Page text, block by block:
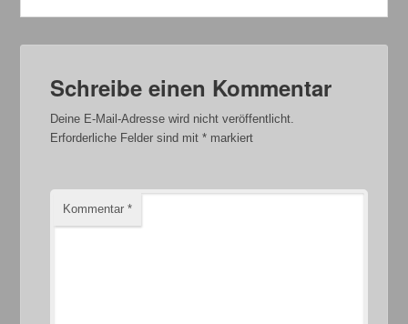
Schreibe einen Kommentar
Deine E-Mail-Adresse wird nicht veröffentlicht.
Erforderliche Felder sind mit* markiert
Kommentar*